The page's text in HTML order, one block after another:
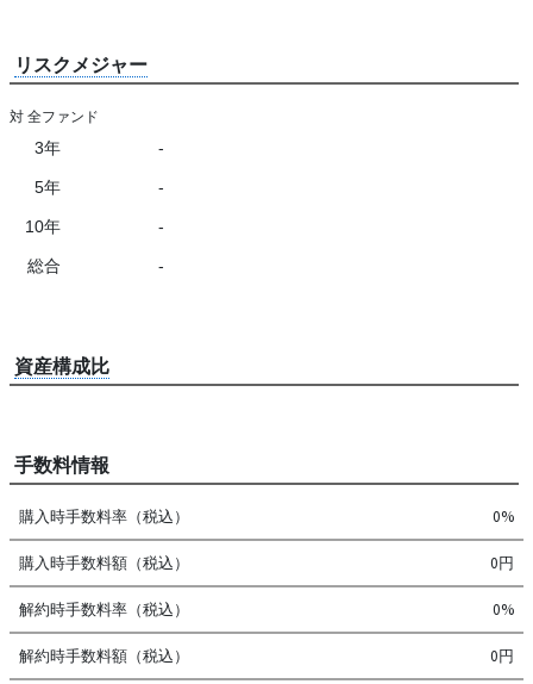
リスクメジャー
対 全ファンド
3年 -
5年 -
10年 -
総合 -
資産構成比
手数料情報
購入時手数料率（税込） 0%
購入時手数料額（税込） 0円
解約時手数料率（税込） 0%
解約時手数料額（税込） 0円